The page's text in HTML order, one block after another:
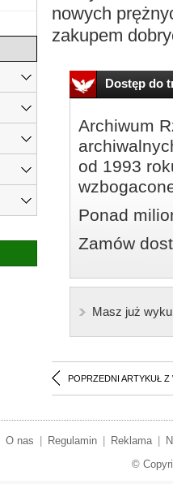
nowych
zakupem
Dostęp do
Archiwum
od 1993
Ponad
Zamów
Masz już
POPRZEDNI ARTYKUŁ Z
O nas Regulamin Reklama
©